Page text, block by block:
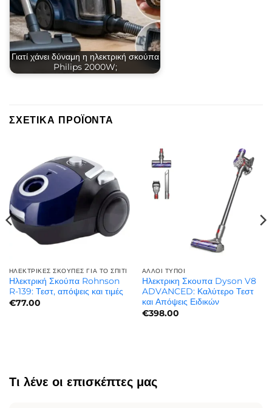
Γιατί χάνει δύναμη η ηλεκτρική σκούπα
Philips 2000W;
ΣΧΕΤΙΚΆ ΠΡΟΪΌΝΤΑ
ΗΛΕΚΤΡΙΚΈΣ ΣΚΟΎΠΕΣ ΓΙΑ ΤΟ ΣΠΊΤΙ
Ηλεκτρική Σκούπα Rohnson
R-139: Τεστ, απόψεις και τιμές
€77.00
ΆΛΛΟΙ ΤΎΠΟΙ
Ηλεκτρικη Σκουπα Dyson V8
ADVANCED: Καλύτερο Τεστ
και Απόψεις Ειδικών
€398.00
Τι λένε οι επισκέπτες μας